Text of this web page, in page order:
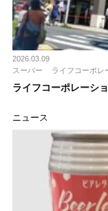
2026.03.09
スーパー
ライフコーポレ
ライフコーポレーシ
ニュース